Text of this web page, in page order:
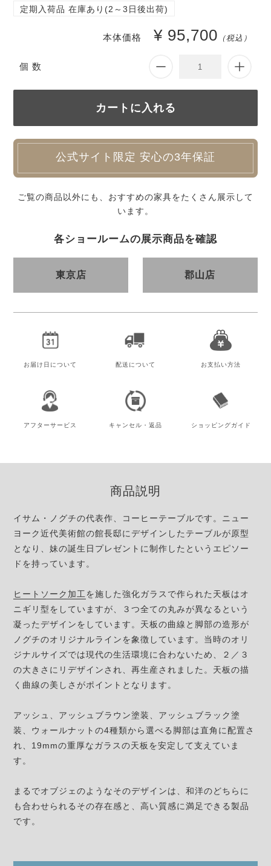
定期入荷品 在庫あり(2～3日後出荷)
個 数
本体価格 ¥ 95,700 （税込）
公式サイト限定 安心の3年保証
ご覧の商品以外にも、おすすめの家具をたくさん展示して
います。
各ショールームの展示商品を確認
東京店 郡山店
お届け日 について 配送について お支払い方法
アフターサービス キャンセル・ 返品 ショッピングガイド
商品説明
イサム・ノグチの代表作、コーヒーテーブルです。ニュー
ヨーク近代美術館の館長邸にデザインしたテーブルが原型
となり、妹の誕生日プレゼントに制作したというエピソー
ドを持っています。
ヒートソーク加工を施した強化ガラスで作られた天板はオ
ニギリ型をしていますが、３つ全ての丸みが異なるという
凝ったデザインをしています。天板の曲線と脚部の造形が
ノグチのオリジナルラインを象徴しています。当時のオリ
ジナルサイズでは現代の生活環境に合わないため、２／３
の大きさにリデザインされ、再生産されました。天板の描
く曲線の美しさがポイントとなります。
アッシュ、アッシュブラウン塗装、アッシュブラック塗
装、ウォールナットの4種類から選べる脚部は直角に配置さ
れ、19mmの重厚なガラスの天板を安定して支えていま
す。
まるでオブジェのようなそのデザインは、和洋のどちらに
も合わせられるその存在感と、高い質感に満足できる製品
です。